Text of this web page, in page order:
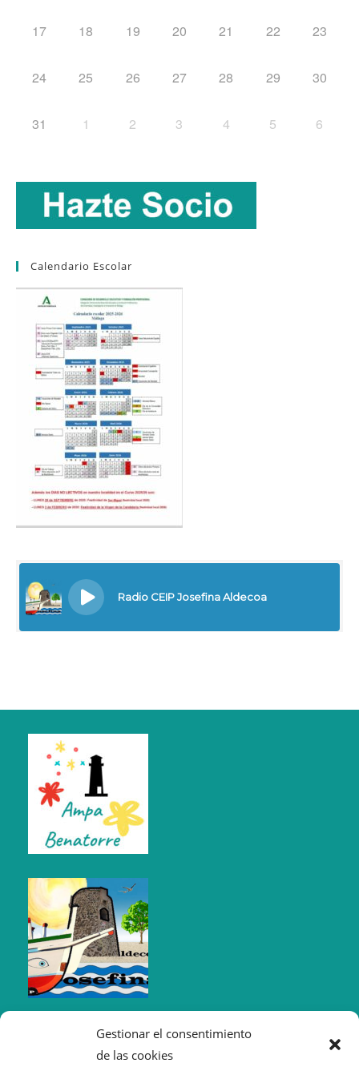
Gestionar el consentimiento
de las cookies
17 18 19 20 21 22 23
24 25 26 27 28 29 30
31 1 2 3 4 5 6
Calendario Escolar